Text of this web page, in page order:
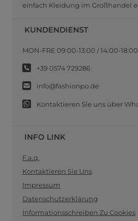
einfach Kleidung im Großhandel
KUNDENDIENST
MON-FRE 09:00-13:00 / 14:00-18:00
+39 0574 729286
info@fashionpo.de
Kontaktieren Sie uns über
INFO LINK
F.a.q.
Kontaktieren Sie Uns
Impressum
Datenschutzerklärung
Informationsschreiben Zu Cookies